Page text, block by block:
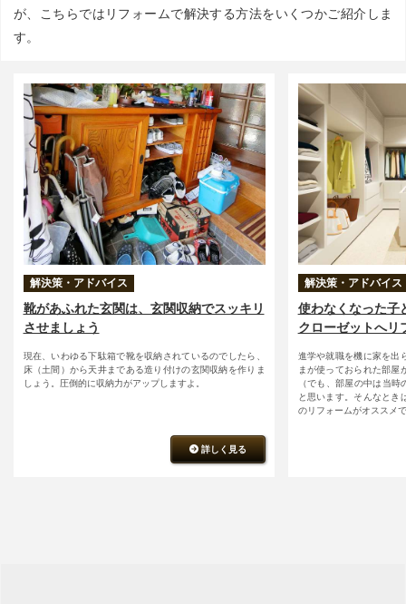
が、こちらではリフォームで解決する方法をいくつかご紹介しま
す。
解決策・アドバイス
靴があふれた玄関は、玄関収納でスッキリ
させましょう
現在、いわゆる下駄箱で靴を収納されているのでしたら、
床（土間）から天井まである造り付けの玄関収納を作りま
しょう。圧倒的に収納力がアップしますよ。
詳しく見る
解決策・アドバイス
使わなくなった子
クローゼットへリ
進学や就職を機に家を出
まが使っておられた部屋
（でも、部屋の中は当
と思います。そんなとき
のリフォームがオススメ